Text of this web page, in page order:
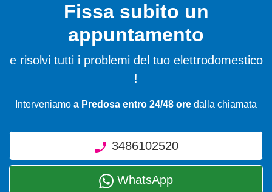
Fissa subito un
appuntamento
e risolvi tutti i problemi del tuo elettrodomestico
!
Interveniamo a Predosa entro 24/48 ore dalla chiamata
3486102520
WhatsApp